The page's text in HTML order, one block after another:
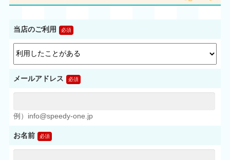
当店のご利用
メールアドレス
例）info@speedy-one.jp
お名前